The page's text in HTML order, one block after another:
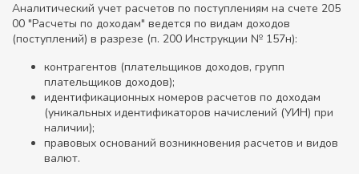
Аналитический учет расчетов по поступлениям на счете 205
00 "Расчеты по доходам" ведется по видам доходов
(поступлений) в разрезе (п. 200 Инструкции № 157н):
контрагентов (плательщиков доходов, групп
плательщиков доходов);
идентификационных номеров расчетов по доходам
(уникальных идентификаторов начислений (УИН) при
наличии);
правовых оснований возникновения расчетов и видов
валют.